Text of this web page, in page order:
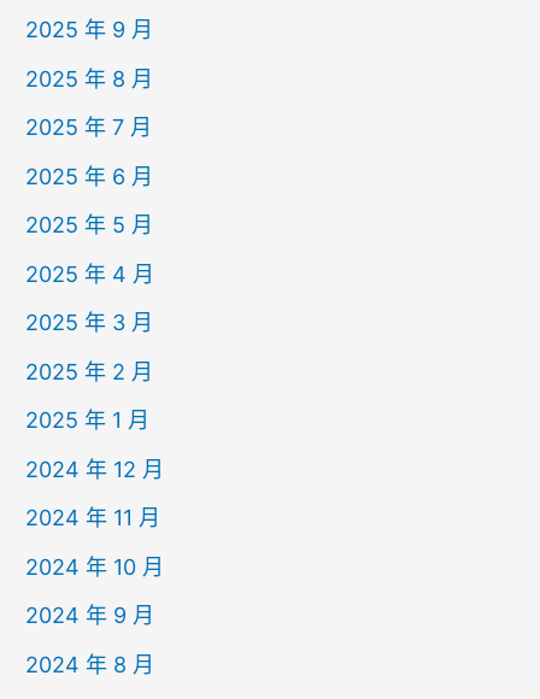
2025 年 9 月
2025 年 8 月
2025 年 7 月
2025 年 6 月
2025 年 5 月
2025 年 4 月
2025 年 3 月
2025 年 2 月
2025 年 1 月
2024 年 12 月
2024 年 11 月
2024 年 10 月
2024 年 9 月
2024 年 8 月